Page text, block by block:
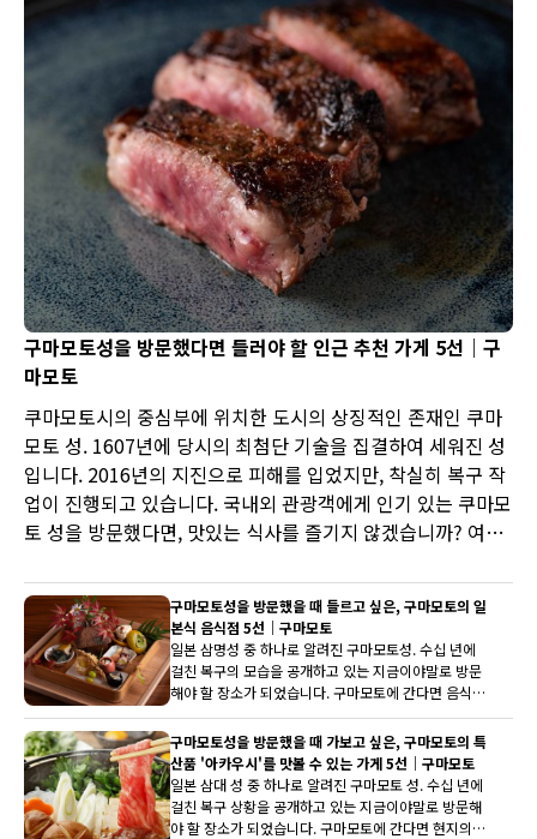
구마모토성을 방문했다면 들러야 할 인근 추천 가게 5선｜구
마모토
쿠마모토시의 중심부에 위치한 도시의 상징적인 존재인 쿠마
모토 성. 1607년에 당시의 최첨단 기술을 집결하여 세워진 성
입니다. 2016년의 지진으로 피해를 입었지만, 착실히 복구 작
업이 진행되고 있습니다. 국내외 관광객에게 인기 있는 쿠마모
토 성을 방문했다면, 맛있는 식사를 즐기지 않겠습니까? 여기
구마모토성을 방문했을 때 들르고 싶은, 구마모토의 일
본식 음식점 5선｜구마모토
일본 삼명성 중 하나로 알려진 구마모토성. 수십 년에
걸친 복구의 모습을 공개하고 있는 지금이야말로 방문
해야 할 장소가 되었습니다. 구마모토에 간다면 음식도
즐기고 싶죠! 그럴 때에 참고할 수 있는 일식 가게를 선
정했습니다.
구마모토성을 방문했을 때 가보고 싶은, 구마모토의 특
산품 '아카우시'를 맛볼 수 있는 가게 5선｜구마모토
일본 삼대 성 중 하나로 알려진 구마모토 성. 수십 년에
걸친 복구 상황을 공개하고 있는 지금이야말로 방문해
야 할 장소가 되었습니다. 구마모토에 간다면 현지의